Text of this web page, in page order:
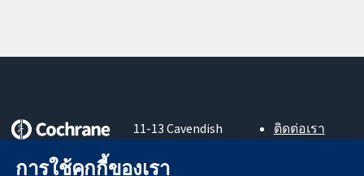
หลักฐานที่เชื่อถือ
11-13 Cavendish
London
ติดต่อเรา
การใช้คุกกี้ของเรา